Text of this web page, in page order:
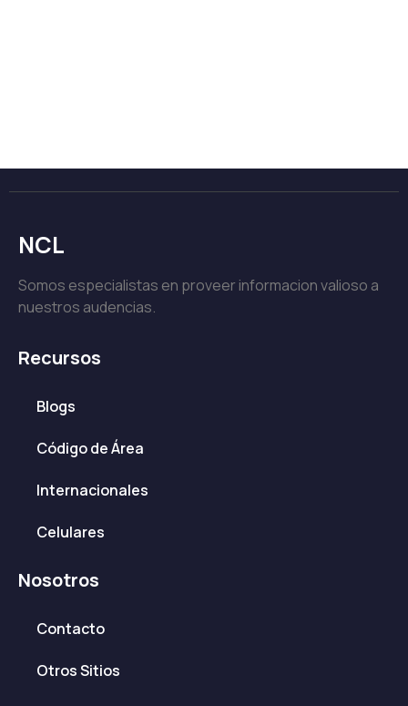
NCL
Somos especialistas en proveer informacion valioso a
nuestros audencias.
Recursos
Blogs
Código de Área
Internacionales
Celulares
Nosotros
Contacto
Otros Sitios